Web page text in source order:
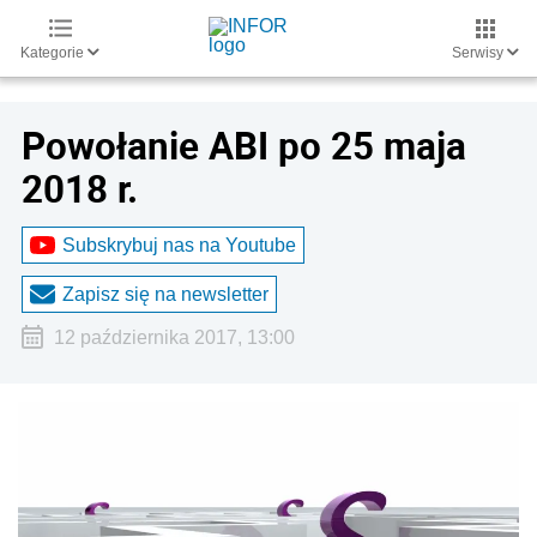
Kategorie Serwisy
Powołanie ABI po 25 maja
2018 r.
Subskrybuj nas na Youtube
Zapisz się na newsletter
12 października 2017, 13:00